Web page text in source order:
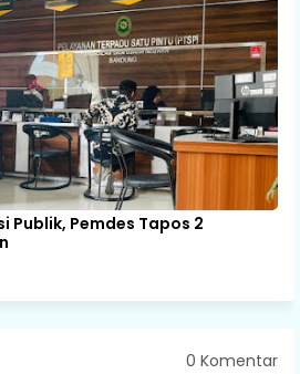
Publik, Pemdes Tapos 2
0 Komentar